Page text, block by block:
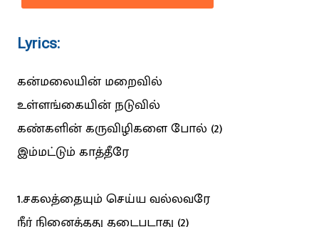
Lyrics:
கன்மலையின் மறைவில்
உள்ளங்கையின் நடுவில்
கண்களின் கருவிழிகளை போல் (2)
இம்மட்டும் காத்தீரே
1.சகலத்தையும் செய்ய வல்லவரே